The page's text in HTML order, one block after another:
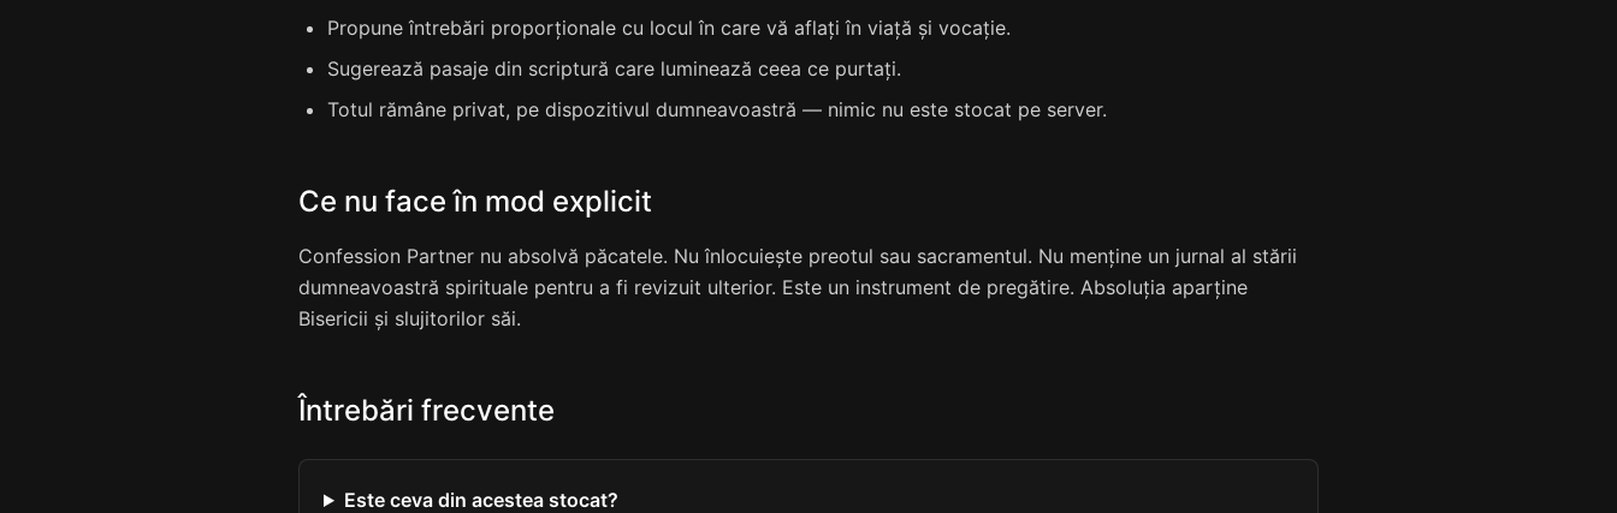
Propune întrebări proporționale cu locul în care vă aflați în viață și vocație.
Sugerează pasaje din scriptură care luminează ceea ce purtați.
Totul rămâne privat, pe dispozitivul dumneavoastră — nimic nu este stocat pe server.
Ce nu face în mod explicit
Confession Partner nu absolvă păcatele. Nu înlocuiește preotul sau sacramentul. Nu menține un jurnal al stării
dumneavoastră spirituale pentru a fi revizuit ulterior. Este un instrument de pregătire. Absoluția aparține
Bisericii și slujitorilor săi.
Întrebări frecvente
Este ceva din acestea stocat?